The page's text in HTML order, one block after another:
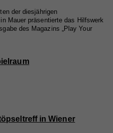
der diesjährigen
Mauer präsentierte das Hilfswerk
des Magazins „Play Your
in Wiener